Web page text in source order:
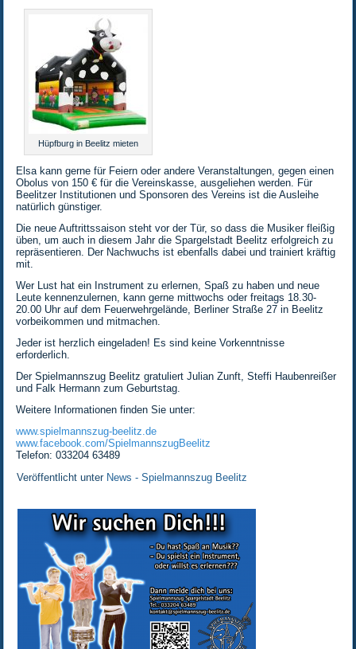
Hüpfburg in Beelitz mieten
Elsa kann gerne für Feiern oder andere Veranstaltungen, gegen einen
Obolus von 150 € für die Vereinskasse, ausgeliehen werden. Für
Beelitzer Institutionen und Sponsoren des Vereins ist die Ausleihe
natürlich günstiger.
Die neue Auftrittssaison steht vor der Tür, so dass die Musiker fleißig
üben, um auch in diesem Jahr die Spargelstadt Beelitz erfolgreich zu
repräsentieren. Der Nachwuchs ist ebenfalls dabei und trainiert kräftig
mit.
Wer Lust hat ein Instrument zu erlernen, Spaß zu haben und neue
Leute kennenzulernen, kann gerne mittwochs oder freitags 18.30-
20.00 Uhr auf dem Feuerwehrgelände, Berliner Straße 27 in Beelitz
vorbeikommen und mitmachen.
Jeder ist herzlich eingeladen! Es sind keine Vorkenntnisse
erforderlich.
Der Spielmannszug Beelitz gratuliert Julian Zunft, Steffi Haubenreißer
und Falk Hermann zum Geburtstag.
Weitere Informationen finden Sie unter:
www.spielmannszug-beelitz.de
www.facebook.com/SpielmannszugBeelitz
Telefon: 033204 63489
Veröffentlicht unter News - Spielmannszug Beelitz